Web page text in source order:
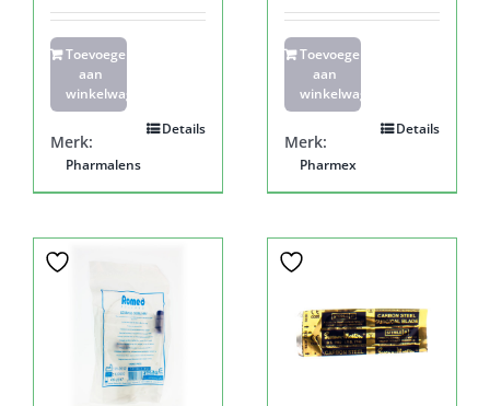
Toevoegen
aan
winkelwagen
Details
Merk:
Pharmalens
Toevoegen
aan
winkelwagen
Details
Merk:
Pharmex